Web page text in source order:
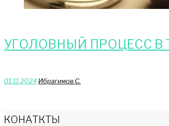
УГОЛОВНЫЙ ПРОЦЕСС В
01.11.2024 Ибрагимов С.
КОНАТКТЫ